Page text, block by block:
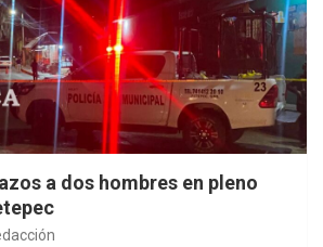
a dos hombres en pleno